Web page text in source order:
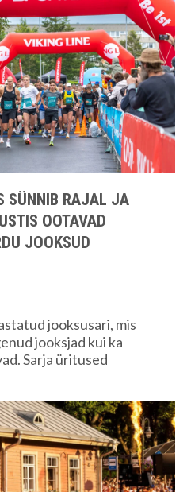
SÜNNIB RAJAL JA
OOTAVAD
JOOKSUD
jooksusari, mis
jooksjad kui ka
Sarja üritused